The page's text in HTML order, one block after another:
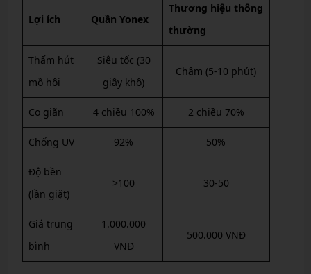
Lợi ích Quần Yonex
Thương hiệu thông
thường
Thấm hút
mồ hôi
Siêu tốc (30
giây khô)
Chậm (5-10 phút)
Co giãn 4 chiều 100% 2 chiều 70%
Chống UV 92% 50%
Độ bền
(lần giặt)
>100 30-50
Giá trung
bình
1.000.000
VNĐ
500.000 VNĐ